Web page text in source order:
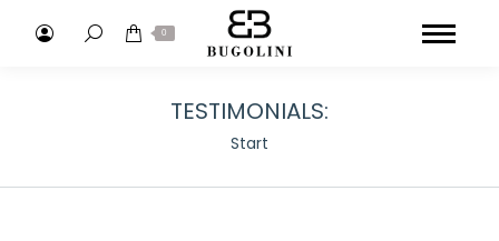
Search: 0
TESTIMONIALS:
Sie befinden sich hier:
Start